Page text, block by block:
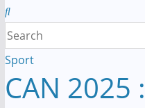
Sport
CAN 2025